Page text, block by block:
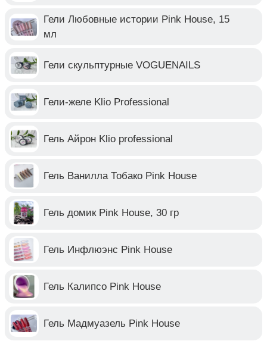
Гели Любовные истории Pink House, 15
мл
Гели скульптурные VOGUENAILS
Гели-желе Klio Professional
Гель Айрон Klio professional
Гель Ванилла Тобако Pink House
Гель домик Pink House, 30 гр
Гель Инфлюэнс Pink House
Гель Калипсо Pink House
Гель Мадмуазель Pink House